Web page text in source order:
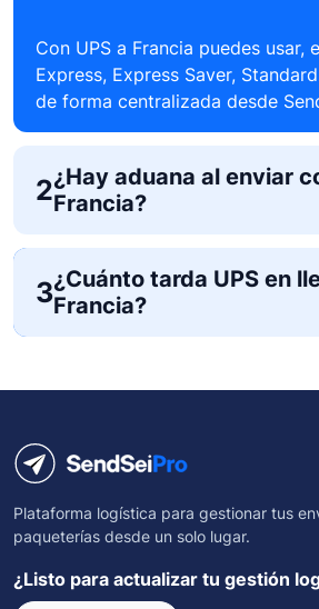
Con UPS a Francia puedes usar,
Express, Express Saver,
de forma centralizada desde
2¿Hay aduana al enviar
Francia?
3¿Cuánto tarda UPS en
Francia?
Plataforma logística para gestionar tus
paqueterías desde un solo lugar.
¿Listo para actualizar tu gestión